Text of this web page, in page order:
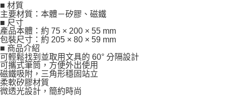
■ 材質
主要材質：本體－矽膠、磁鐵
■ 尺寸
產品本體：約 75 × 200 × 55 mm
包裝尺寸：約 205 × 80 × 59 mm
■ 商品介紹
可輕鬆找到並取用文具的 60° 分隔設計
可攜式筆筒，方便外出使用
磁鐵吸附，三角形穩固站立
柔軟矽膠材質
微透光設計，簡約時尚